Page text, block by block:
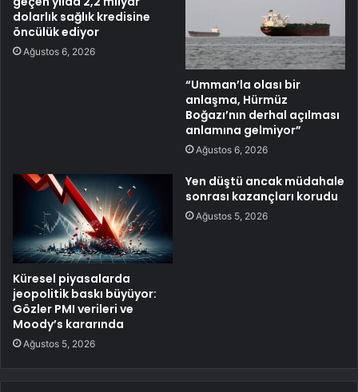
dolarlık sağlık kredisine
öncülük ediyor
Ağustos 6, 2026
“Umman’la olası bir
anlaşma, Hürmüz
Boğazı’nın derhal açılması
anlamına gelmiyor”
Ağustos 6, 2026
Küresel piyasalarda
jeopolitik baskı büyüyor:
Gözler PMI verileri ve
Moody’s kararında
Ağustos 5, 2026
Yen düştü ancak müdahale
sonrası kazançları korudu
Ağustos 5, 2026